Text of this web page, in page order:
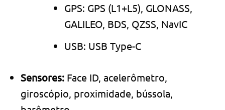
GPS: GPS (L1+L5), GLONASS,
GALILEO, BDS, QZSS, NavIC
USB: USB Type-C
Sensores: Face ID, acelerômetro,
giroscópio, proximidade, bússola,